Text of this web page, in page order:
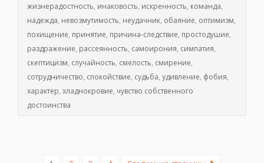
жизнерадостность, инаковость, искренность, команда,
надежда, невозмутимость, неудачник, обаяние, оптимизм,
похищение, принятие, причина-следствие, простодушие,
раздражение, рассеянность, самоирония, симпатия,
скептицизм, случайность, смелость, смирение,
сотрудничество, спокойствие, судьба, удивление, фобия,
характер, хладнокровие, чувство собственного
достоинства